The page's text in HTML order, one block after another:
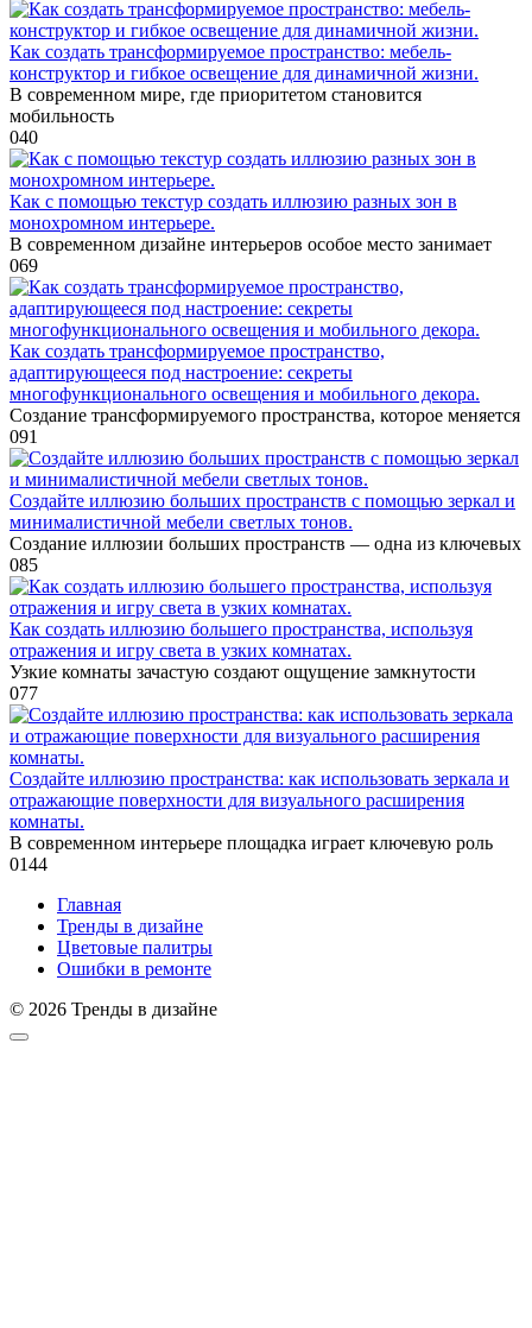
Как создать трансформируемое пространство: мебель-
конструктор и гибкое освещение для динамичной жизни.
В современном мире, где приоритетом становится
мобильность
040
Как с помощью текстур создать иллюзию разных зон в
монохромном интерьере.
В современном дизайне интерьеров особое место занимает
069
Как создать трансформируемое пространство,
адаптирующееся под настроение: секреты
многофункционального освещения и мобильного декора.
Создание трансформируемого пространства, которое меняется
091
Создайте иллюзию больших пространств с помощью зеркал и
минималистичной мебели светлых тонов.
Создание иллюзии больших пространств — одна из ключевых
085
Как создать иллюзию большего пространства, используя
отражения и игру света в узких комнатах.
Узкие комнаты зачастую создают ощущение замкнутости
077
Создайте иллюзию пространства: как использовать зеркала и
отражающие поверхности для визуального расширения
комнаты.
В современном интерьере площадка играет ключевую роль
0144
Главная
Тренды в дизайне
Цветовые палитры
Ошибки в ремонте
© 2026 Тренды в дизайне